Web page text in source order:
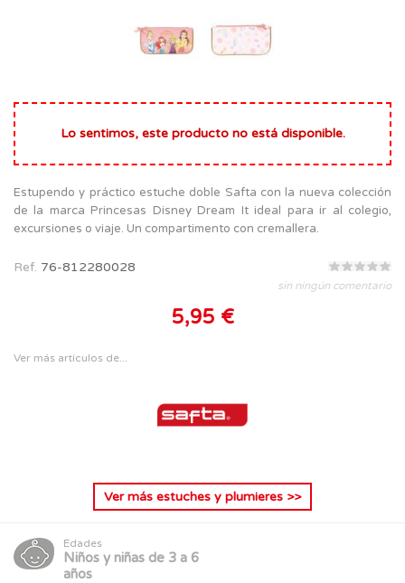
Lo sentimos, este producto no está disponible.
Estupendo y práctico estuche doble Safta con la nueva colección
de la marca Princesas Disney Dream It ideal para ir al colegio,
excursiones o viaje. Un compartimento con cremallera.
Ref. 76-812280028
sin ningún comentario
5,95 €
Ver más artículos de...
Ver más estuches y plumieres >>
Edades
Niños y niñas de 3 a 6
años